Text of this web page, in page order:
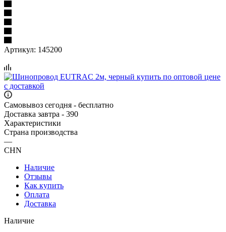
Артикул: 145200
Самовывоз сегодня - бесплатно
Доставка завтра - 390
Характеристики
Страна производства
—
CHN
Наличие
Отзывы
Как купить
Оплата
Доставка
Наличие